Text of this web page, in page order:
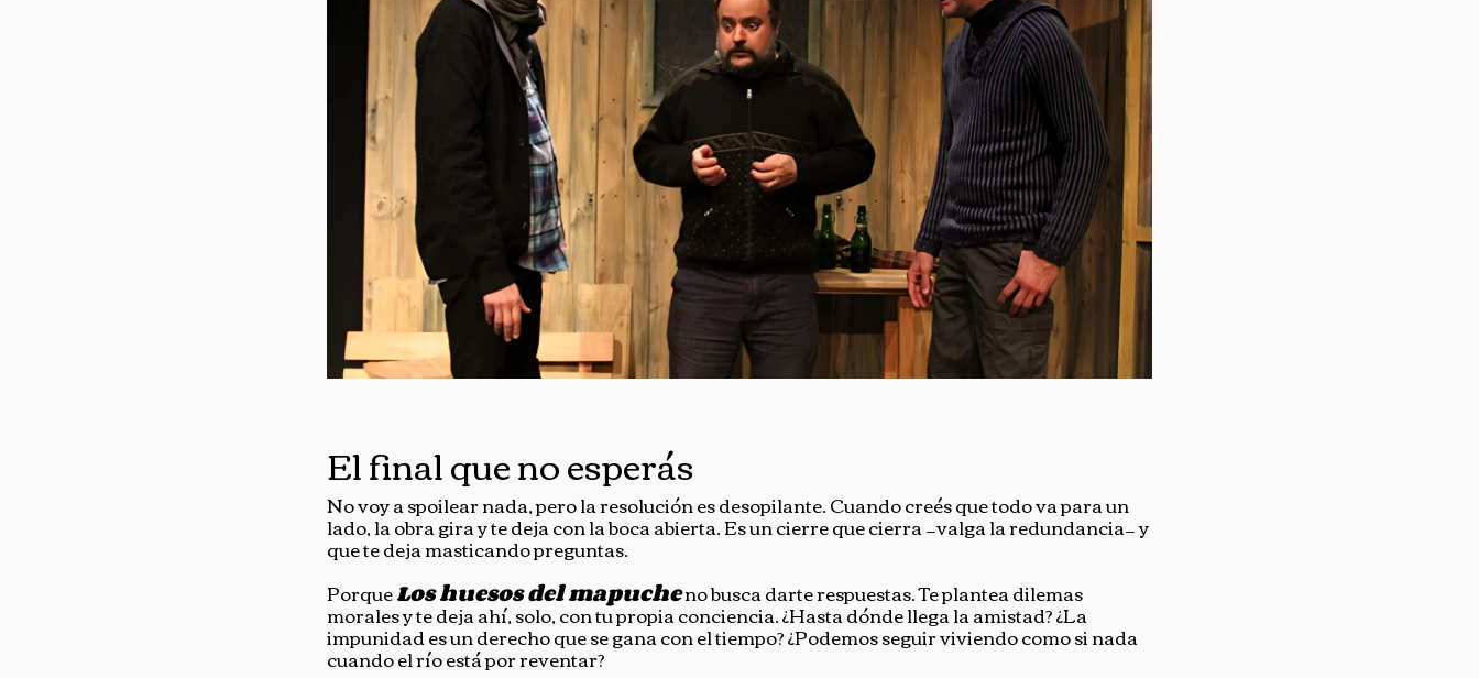
El final que no esperás
No voy a spoilear nada, pero la resolución es desopilante. Cuando creés que todo va para un
lado, la obra gira y te deja con la boca abierta. Es un cierre que cierra —valga la redundancia— y
que te deja masticando preguntas.
PorqueLos huesos del mapucheno busca darte respuestas. Te plantea dilemas
morales y te deja ahí, solo, con tu propia conciencia. ¿Hasta dónde llega la amistad? ¿La
impunidad es un derecho que se gana con el tiempo? ¿Podemos seguir viviendo como si nada
cuando el río está por reventar?